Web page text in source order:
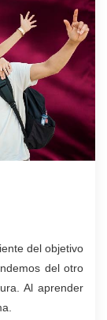
del objetivo
del otro
Al aprender